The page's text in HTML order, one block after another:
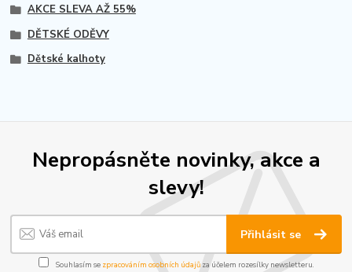
AKCE SLEVA AŽ 55%
DĚTSKÉ ODĚVY
Dětské kalhoty
Nepropásněte novinky, akce a
slevy!
Přihlásit se
Souhlasím se zpracováním osobních údajůza účelem rozesílky newsletteru.